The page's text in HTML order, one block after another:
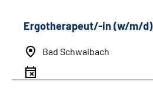
Ergotherapeut/-in (w/m/d)
Bad Schwalbach